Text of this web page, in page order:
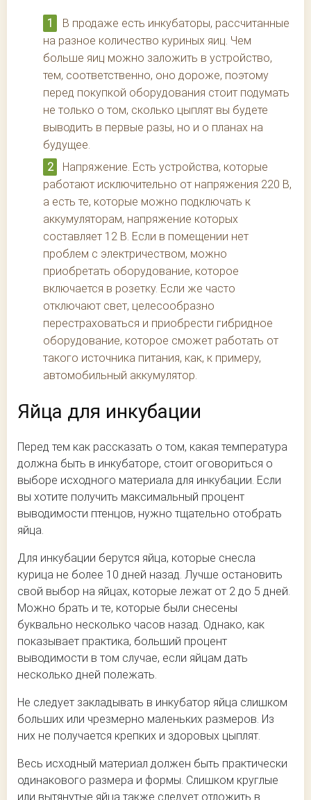
В продаже есть инкубаторы, рассчитанные
на разное количество куриных яиц. Чем
больше яиц можно заложить в устройство,
тем, соответственно, оно дороже, поэтому
перед покупкой оборудования стоит подумать
не только о том, сколько цыплят вы будете
выводить в первые разы, но и о планах на
будущее.
Напряжение. Есть устройства, которые
работают исключительно от напряжения 220 В,
а есть те, которые можно подключать к
аккумуляторам, напряжение которых
составляет 12 В. Если в помещении нет
проблем с электричеством, можно
приобретать оборудование, которое
включается в розетку. Если же часто
отключают свет, целесообразно
перестраховаться и приобрести гибридное
оборудование, которое сможет работать от
такого источника питания, как, к примеру,
автомобильный аккумулятор.
Яйца для инкубации
Перед тем как рассказать о том, какая температура
должна быть в инкубаторе, стоит оговориться о
выборе исходного материала для инкубации. Если
вы хотите получить максимальный процент
выводимости птенцов, нужно тщательно отобрать
яйца.
Для инкубации берутся яйца, которые снесла
курица не более 10 дней назад. Лучше остановить
свой выбор на яйцах, которые лежат от 2 до 5 дней.
Можно брать и те, которые были снесены
буквально несколько часов назад. Однако, как
показывает практика, больший процент
выводимости в том случае, если яйцам дать
несколько дней полежать.
Не следует закладывать в инкубатор яйца слишком
больших или чрезмерно маленьких размеров. Из
них не получается крепких и здоровых цыплят.
Весь исходный материал должен быть практически
одинакового размера и формы. Слишком круглые
или вытянутые яйца также следует отложить в